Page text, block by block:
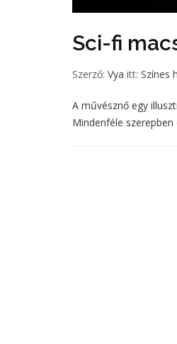
Sci-fi
Szerző: Vya itt: Színes
A művésznő egy
Mindenféle szerepben